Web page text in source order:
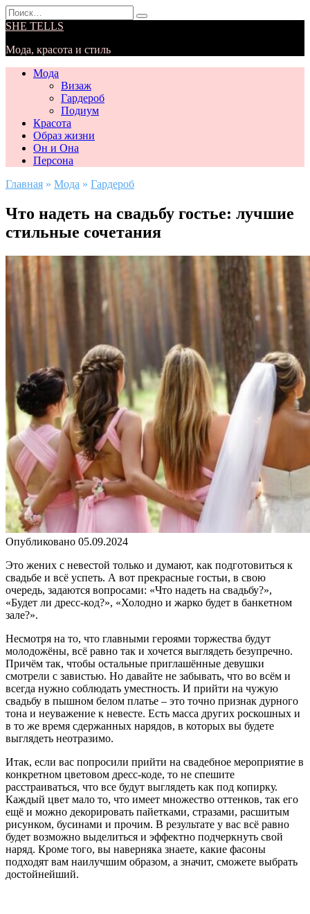
Перейти
к
Search
for:
SHE TELLS
Мода, красота и стиль
Мода
Визаж
Гардероб
Подиум
Красота
Образ жизни
Он и Она
Персона
Главная » Мода » Гардероб
Что надеть на свадьбу гостье: лучшие
стильные сочетания
Опубликовано 05.09.2024
Это жених с невестой только и думают, как подготовиться к
свадьбе и всё успеть. А вот прекрасные гостьи, в свою
очередь, задаются вопросами: «Что надеть на свадьбу?»,
«Будет ли дресс-код?», «Холодно и жарко будет в банкетном
зале?».
Несмотря на то, что главными героями торжества будут
молодожёны, всё равно так и хочется выглядеть безупречно.
Причём так, чтобы остальные приглашённые девушки
смотрели с завистью. Но давайте не забывать, что во всём и
всегда нужно соблюдать уместность. И прийти на чужую
свадьбу в пышном белом платье – это точно признак дурного
тона и неуважение к невесте. Есть масса других роскошных и
в то же время сдержанных нарядов, в которых вы будете
выглядеть неотразимо.
Итак, если вас попросили прийти на свадебное мероприятие в
конкретном цветовом дресс-коде, то не спешите
расстраиваться, что все будут выглядеть как под копирку.
Каждый цвет мало то, что имеет множество оттенков, так его
ещё и можно декорировать пайетками, стразами, расшитым
рисунком, бусинами и прочим. В результате у вас всё равно
будет возможно выделиться и эффектно подчеркнуть свой
наряд. Кроме того, вы наверняка знаете, какие фасоны
подходят вам наилучшим образом, а значит, сможете выбрать
достойнейший.